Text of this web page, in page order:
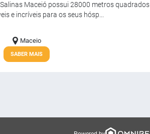
Maceió possui 28000 metros quadrados
e incríveis para os seus hósp...
Maceio
SABER MAIS